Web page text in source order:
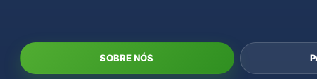
SOBRE NÓS